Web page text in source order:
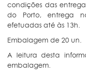
condições das
do Porto, entrega
efetuadas até às 13h.
Embalagem de 20 un.
A leitura desta
embalagem.